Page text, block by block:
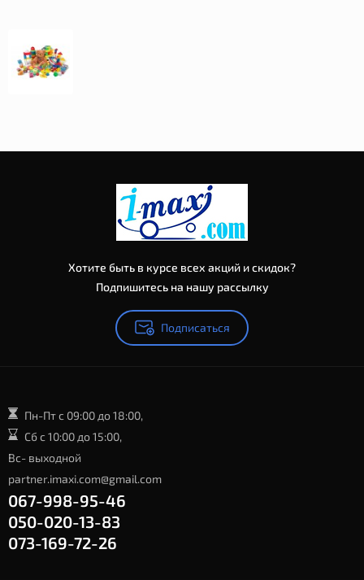
Хотите быть в курсе всех акций и скидок?
Подпишитесь на нашу рассылку
Подписаться
Пн-Пт с 09:00 до 18:00,
Сб с 10:00 до 15:00,
Вс- выходной
partner.imaxi.com@gmail.com
067-998-95-46
050-020-13-83
073-169-72-26